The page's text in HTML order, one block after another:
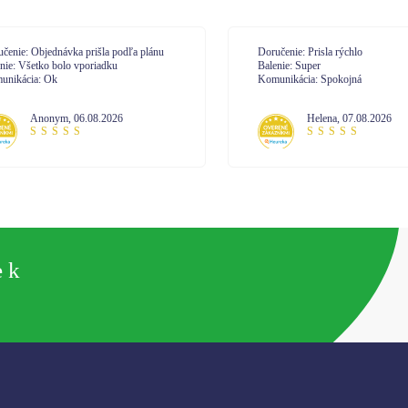
Prisla rýchlo
Super
Spokojná
Helena, 07.08.2026
Doručenie: velmi
Balenie: spokojná
Komunikácia: komunikácia na
Janetta, 07.08.2026
k